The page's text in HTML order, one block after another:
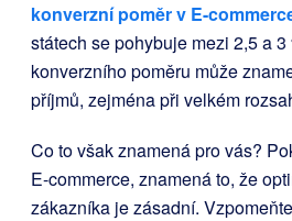
konverzní poměr v E-
státech se pohybuje mezi 2,5 a
konverzního poměru může
příjmů, zejména při velkém
Co to však znamená pro vás?
E-commerce, znamená to, že
zákazníka je zásadní.